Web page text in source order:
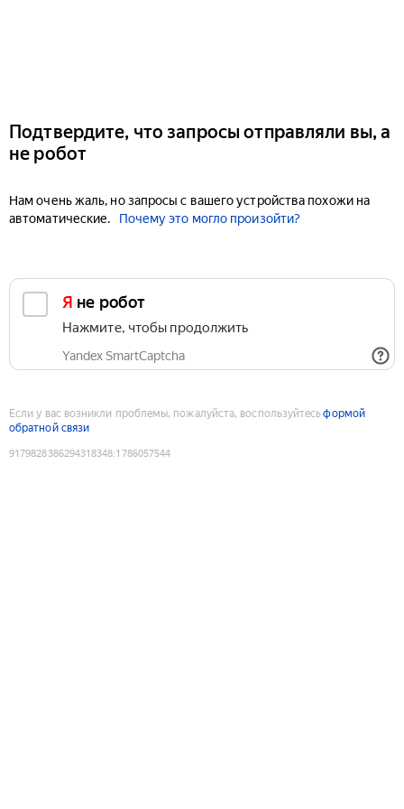
Подтвердите, что запросы отправляли вы, а
не робот
Нам очень жаль, но запросы с вашего устройства похожи на
автоматические.
Почему это могло произойти?
Я не робот
Нажмите, чтобы продолжить
Yandex SmartCaptcha
Если у вас возникли проблемы, пожалуйста, воспользуйтесьформой
обратной связи
9179828386294318348:1786057544